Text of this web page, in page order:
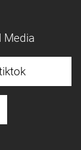
Media